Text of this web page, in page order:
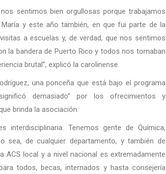
sentimos bien orgullosas porque trabajamos
y este año también, en que fui parte de la
a escuelas y, de verdad, que nos sentimos
la bandera de Puerto Rico y todos nos tomaban
brutal”, explicó la carolinense.
una ponceña que está bajo el programa
demasiado” por los ofrecimientos y
brinda la asociación.
interdisciplinaria. Tenemos gente de Química,
sea, de cualquier departamento, y también de
ACS local y a nivel nacional es extremadamente
todos, becas, internados y hasta consejería